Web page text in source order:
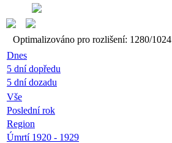
Optimalizováno pro rozlišení:
Dnes
5 dní dopředu
5 dní dozadu
Vše
Poslední rok
Region
Úmrtí 1920 - 1929